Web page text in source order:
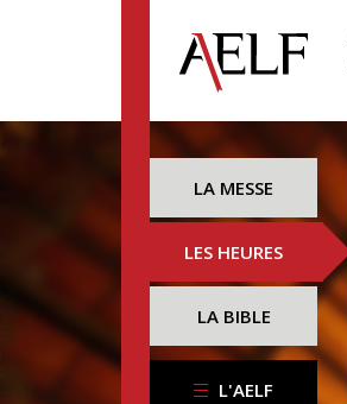
LA MESSE
LES HEURES
LA BIBLE
L'AELF